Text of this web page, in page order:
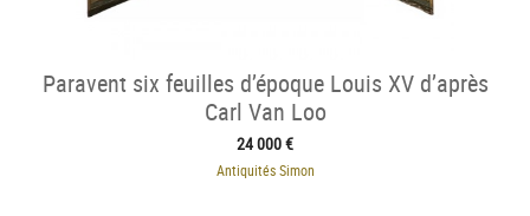
Paravent six feuilles d’époque Louis XV d’après
Carl Van Loo
24 000 €
Antiquités Simon